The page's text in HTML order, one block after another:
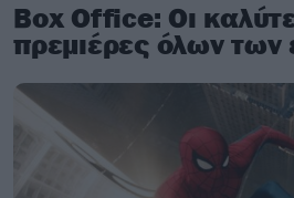
Box Office: Οι
πρεμιέρες όλων των